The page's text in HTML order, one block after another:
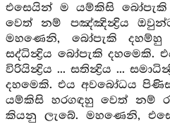
එසෙයින් ම යම්කිසි
වෙත් නම් පඤ්ඤින්‍ද්‍රිය
මහණෙනි, බෝපැකි
සද්ධින්‍ද්‍රිය බෝපැකි
විරියින්‍ද්‍රිය ... සතින්‍ද්‍රිය ...
දහමෙකි. එය අවබෝධය
යම්කිසි හරගඳහු වෙත් නම්
කියනු ලැබේ. මහණෙනි,